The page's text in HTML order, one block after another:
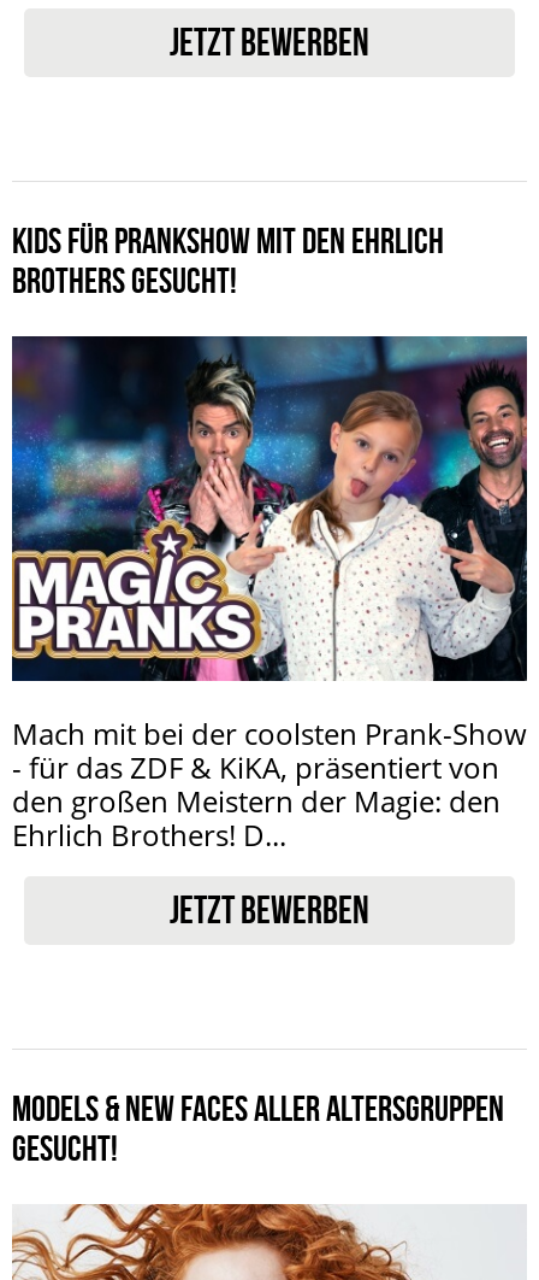
JETZT BEWERBEN
KIDS FÜR PRANKSHOW MIT DEN EHRLICH
BROTHERS GESUCHT!
Mach mit bei der coolsten Prank-Show
- für das ZDF & KiKA, präsentiert von
den großen Meistern der Magie: den
Ehrlich Brothers! D...
JETZT BEWERBEN
MODELS & NEW FACES ALLER ALTERSGRUPPEN
GESUCHT!